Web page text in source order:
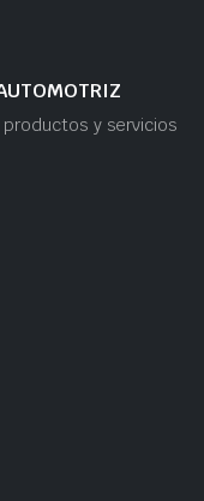
y servicios